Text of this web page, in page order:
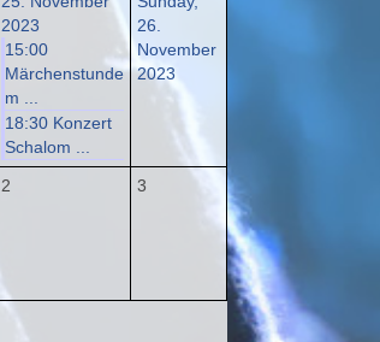
2023
15:00
Märchenstunde
m ...
18:30 Konzert
Schalom ...
26.
November
2023
2 3